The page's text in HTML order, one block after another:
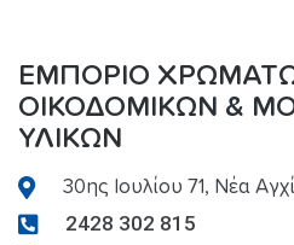
ΕΜΠΌΡΙΟ
ΟΙΚΟΔΟΜΙΚΏΝ &
ΥΛΙΚΏΝ
30ης Ιουλίου 71, Νέα
2428 302 815